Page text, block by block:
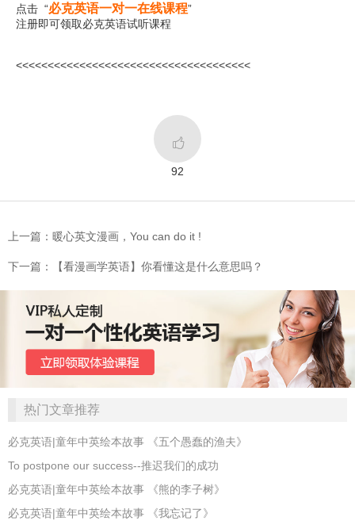
点击 “必克英语一对一在线课程”
注册即可领取必克英语试听课程
<<<<<<<<<<<<<<<<<<<<<<<<<<<<<<<<<<<<<

92
上一篇：暖心英文漫画，You can do it !
下一篇：【看漫画学英语】你看懂这是什么意思吗？
热门文章推荐
必克英语|童年中英绘本故事 《五个愚蠢的渔夫》
To postpone our success--推迟我们的成功
必克英语|童年中英绘本故事 《熊的李子树》
必克英语|童年中英绘本故事 《我忘记了》